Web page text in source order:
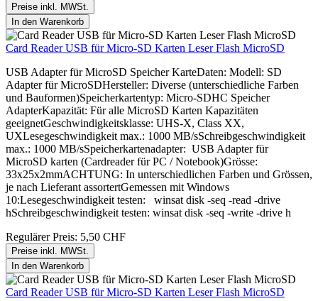
Preise inkl. MWSt.
In den Warenkorb
Card Reader USB für Micro-SD Karten Leser Flash MicroSD
USB Adapter für MicroSD Speicher KarteDaten: Modell: SD
Adapter für MicroSDHersteller: Diverse (unterschiedliche Farben
und Bauformen)Speicherkartentyp: Micro-SDHC Speicher
AdapterKapazität: Für alle MicroSD Karten Kapazitäten
geeignetGeschwindigkeitsklasse: UHS-X, Class XX,
UXLesegeschwindigkeit max.: 1000 MB/sSchreibgeschwindigkeit
max.: 1000 MB/sSpeicherkartenadapter: USB Adapter für
MicroSD karten (Cardreader für PC / Notebook)Grösse:
33x25x2mmACHTUNG: In unterschiedlichen Farben und Grössen,
je nach Lieferant assortertGemessen mit Windows
10:Lesegeschwindigkeit testen: winsat disk -seq -read -drive
hSchreibgeschwindigkeit testen: winsat disk -seq -write -drive h
Regulärer Preis: 5,50 CHF
Preise inkl. MWSt.
In den Warenkorb
Card Reader USB für Micro-SD Karten Leser Flash MicroSD